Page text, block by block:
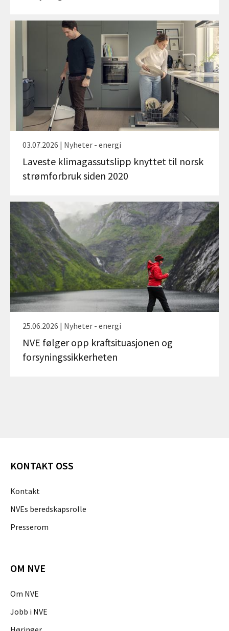
03.07.2026 | Nyheter - energi
Laveste klimagassutslipp knyttet til norsk
strømforbruk siden 2020
25.06.2026 | Nyheter - energi
NVE følger opp kraftsituasjonen og
forsyningssikkerheten
KONTAKT OSS
Kontakt
NVEs beredskapsrolle
Presserom
OM NVE
Om NVE
Jobb i NVE